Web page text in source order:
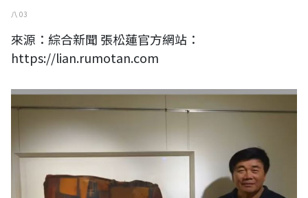
八 03
來源：綜合新聞 張松蓮官方網站：
https://lian.rumotan.com